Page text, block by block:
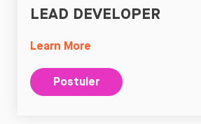
LEAD DEVELOPER
Learn More
Postuler